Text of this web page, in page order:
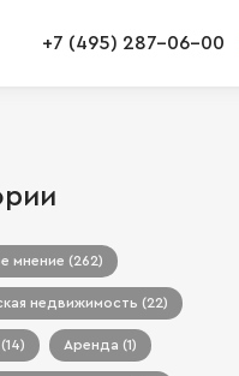
+7 (495) 287-06-00
мнение (262)
недвижимость (22)
Аренда (1)